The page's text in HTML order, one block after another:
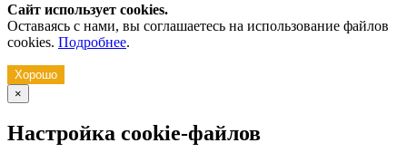
Сайт использует cookies.
Оставаясь с нами, вы соглашаетесь на использование файлов
cookies. Подробнее.
Хорошо
×
Настройка cookie-файлов